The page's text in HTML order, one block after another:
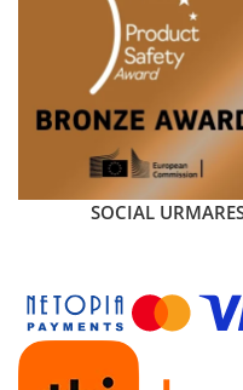
Capotina
absorbtie de
Capotina de soare
pozitii si ofera protectie
realizata dintr-un
contribuie suplimentar
lateral.
Travel
Scoica auto Cybex Aton
transformata fara efort
SOCIAL